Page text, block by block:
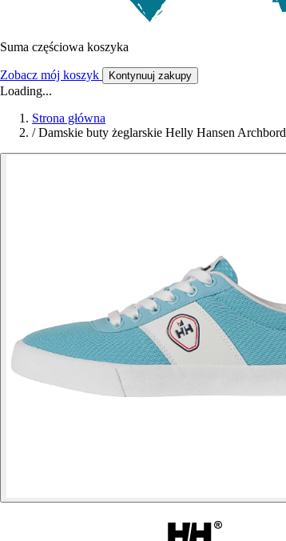
Suma częściowa koszyka
Zobacz mój koszyk Kontynuuj zakupy
Loading...
Strona główna
/ Damskie buty żeglarskie Helly Hansen Archbord